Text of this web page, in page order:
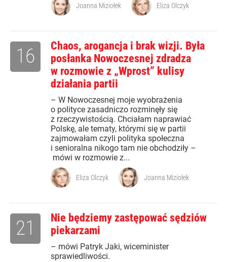
Joanna Miziołek Eliza Olczyk
Chaos, arogancja i brak wizji. Była
posłanka Nowoczesnej zdradza
w rozmowie z „Wprost” kulisy
działania partii
– W Nowoczesnej moje wyobrażenia
o polityce zasadniczo rozminęły się
z rzeczywistością. Chciałam naprawiać
Polskę, ale tematy, którymi się w partii
zajmowałam czyli polityka społeczna
i senioralna nikogo tam nie obchodziły –
mówi w rozmowie z...
16
Eliza Olczyk Joanna Miziołek
Nie będziemy zastępować sędziów
piekarzami
– mówi Patryk Jaki, wiceminister
sprawiedliwości.
21